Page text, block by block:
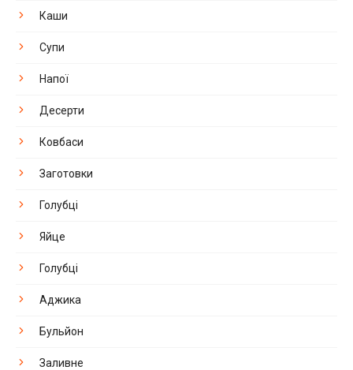
Каши
Супи
Напої
Десерти
Ковбаси
Заготовки
Голубці
Яйце
Голубці
Аджика
Бульйон
Заливне